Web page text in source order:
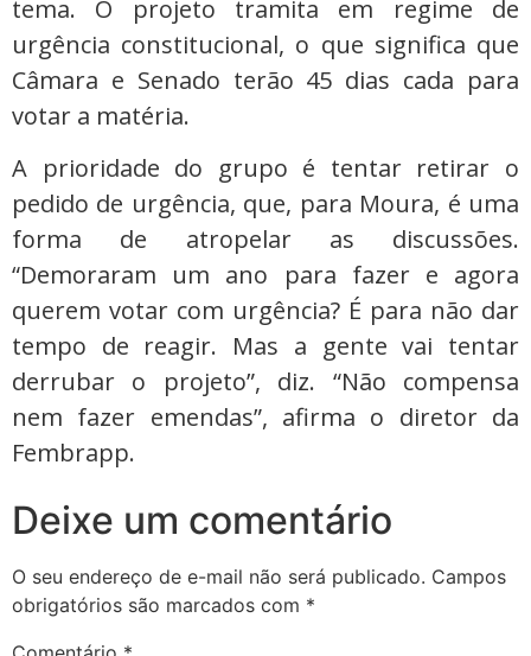
tema. O projeto tramita em regime de
urgência constitucional, o que significa que
Câmara e Senado terão 45 dias cada para
votar a matéria.
A prioridade do grupo é tentar retirar o
pedido de urgência, que, para Moura, é uma
forma de atropelar as discussões.
“Demoraram um ano para fazer e agora
querem votar com urgência? É para não dar
tempo de reagir. Mas a gente vai tentar
derrubar o projeto”, diz. “Não compensa
nem fazer emendas”, afirma o diretor da
Fembrapp.
Deixe um comentário
O seu endereço de e-mail não será publicado. Campos
obrigatórios são marcados com *